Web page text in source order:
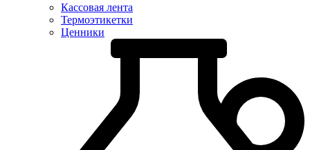
Кассовая лента
Термоэтикетки
Ценники